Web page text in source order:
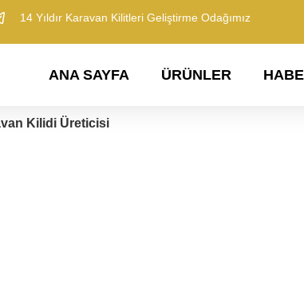
​14 Yıldır Karavan Kilitleri Geliştirme Odağımız
ANA SAYFA ​ÜRÜNLER
Kilidi Üreticisi